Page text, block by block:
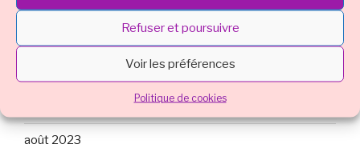
Refuser et poursuivre
Voir les préférences
Politique de cookies
août 2023